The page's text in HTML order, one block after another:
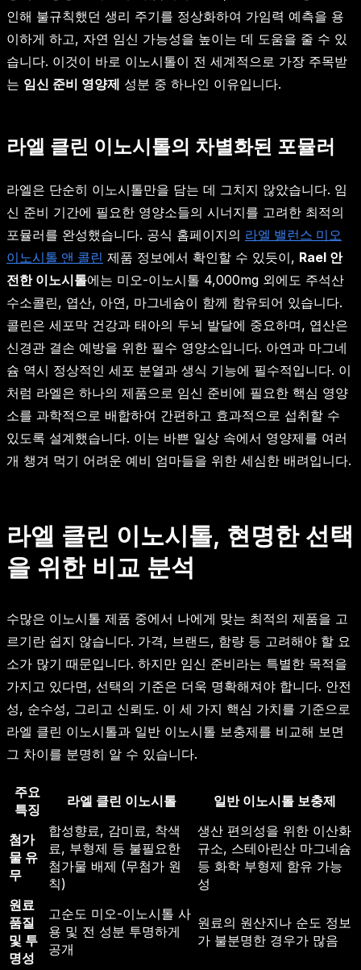
인해 불규칙했던 생리 주기를 정상화하여 가임력 예측을 용
이하게 하고, 자연 임신 가능성을 높이는 데 도움을 줄 수 있
습니다. 이것이 바로 이노시톨이 전 세계적으로 가장 주목받
는 임신 준비 영양제 성분 중 하나인 이유입니다.
라엘 클린 이노시톨의 차별화된 포뮬러
라엘은 단순히 이노시톨만을 담는 데 그치지 않았습니다. 임
신 준비 기간에 필요한 영양소들의 시너지를 고려한 최적의
포뮬러를 완성했습니다. 공식 홈페이지의 라엘 밸런스 미오
이노시톨 앤 콜린 제품 정보에서 확인할 수 있듯이, Rael 안
전한 이노시톨에는 미오-이노시톨 4,000mg 외에도 주석산
수소콜린, 엽산, 아연, 마그네슘이 함께 함유되어 있습니다.
콜린은 세포막 건강과 태아의 두뇌 발달에 중요하며, 엽산은
신경관 결손 예방을 위한 필수 영양소입니다. 아연과 마그네
슘 역시 정상적인 세포 분열과 생식 기능에 필수적입니다. 이
처럼 라엘은 하나의 제품으로 임신 준비에 필요한 핵심 영양
소를 과학적으로 배합하여 간편하고 효과적으로 섭취할 수
있도록 설계했습니다. 이는 바쁜 일상 속에서 영양제를 여러
개 챙겨 먹기 어려운 예비 엄마들을 위한 세심한 배려입니다.
라엘 클린 이노시톨, 현명한 선택
을 위한 비교 분석
수많은 이노시톨 제품 중에서 나에게 맞는 최적의 제품을 고
르기란 쉽지 않습니다. 가격, 브랜드, 함량 등 고려해야 할 요
소가 많기 때문입니다. 하지만 임신 준비라는 특별한 목적을
가지고 있다면, 선택의 기준은 더욱 명확해져야 합니다. 안전
성, 순수성, 그리고 신뢰도. 이 세 가지 핵심 가치를 기준으로
라엘 클린 이노시톨과 일반 이노시톨 보충제를 비교해 보면
그 차이를 분명히 알 수 있습니다.
주요
특징
라엘 클린 이노시톨 일반 이노시톨 보충제
첨가
물 유
무
합성향료, 감미료, 착색
료, 부형제 등 불필요한
첨가물 배제 (무첨가 원
칙)
생산 편의성을 위한 이산화
규소, 스테아린산 마그네슘
등 화학 부형제 함유 가능
성
원료
품질
및 투
명성
고순도 미오-이노시톨 사
용 및 전 성분 투명하게
공개
원료의 원산지나 순도 정보
가 불분명한 경우가 많음